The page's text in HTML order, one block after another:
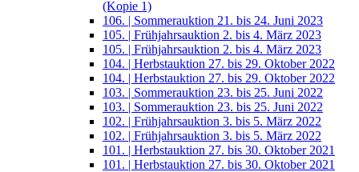
(Kopie 1)
106. | Sommerauktion 21. bis 24. Juni 2023
105. | Frühjahrsauktion 2. bis 4. März 2023
105. | Frühjahrsauktion 2. bis 4. März 2023
104. | Herbstauktion 27. bis 29. Oktober 2022
104. | Herbstauktion 27. bis 29. Oktober 2022
103. | Sommerauktion 23. bis 25. Juni 2022
103. | Sommerauktion 23. bis 25. Juni 2022
102. | Frühjahrsauktion 3. bis 5. März 2022
102. | Frühjahrsauktion 3. bis 5. März 2022
101. | Herbstauktion 27. bis 30. Oktober 2021
101. | Herbstauktion 27. bis 30. Oktober 2021